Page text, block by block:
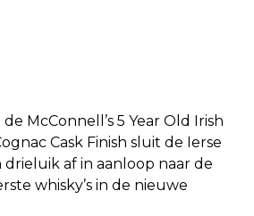
McConnell’s 5 Year Old Irish
Cask Finish sluit de Ierse
af in aanloop naar de
whisky’s in de nieuwe